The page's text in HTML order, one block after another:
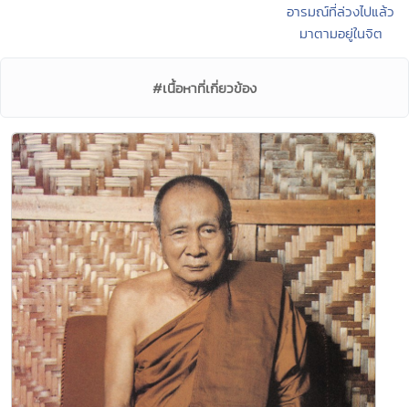
อารมณ์ที่ล่วงไปแล้ว
มาตามอยู่ในจิต
#เนื้อหาที่เกี่ยวข้อง